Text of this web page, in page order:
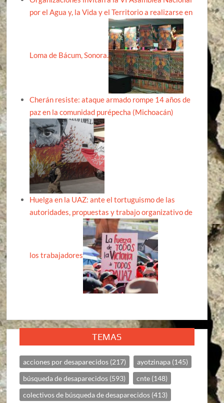
por el Agua y, la Vida y el Territorio a realizarse en
Loma de Bácum, Sonora.
Cherán resiste: ataque armado rompe 14 años de
paz en la comunidad purépecha (Michoacán)
Huelga en la UAZ: ante el tortuguismo de las
autoridades, propuestas y trabajo organizativo de
los trabajadores
TEMAS
acciones por desaparecidos (217) ayotzinapa (145)
búsqueda de desaparecidos (593) cnte (148)
colectivos de búsqueda de desaparecidos (413)